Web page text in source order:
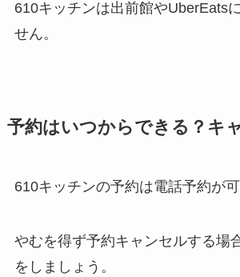
610キッチンは出前館やUberEats
せん。
予約はいつからできる？キ
610キッチンの予約は電話予約が可
やむを得ず予約キャンセルする場
をしましょう。